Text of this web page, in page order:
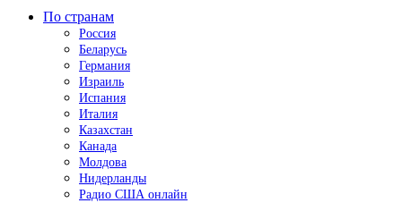
По странам
Россия
Беларусь
Германия
Израиль
Испания
Италия
Казахстан
Канада
Молдова
Нидерланды
Радио США онлайн